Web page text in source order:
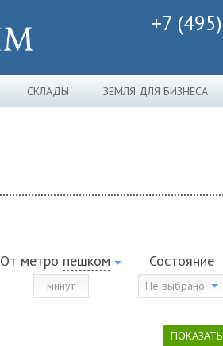
+7
СКЛАДЫ ЗЕМЛЯ ДЛЯ БИЗНЕСА
От метро пешком Состояние
Не выбрано
ПОКАЗАТЬ